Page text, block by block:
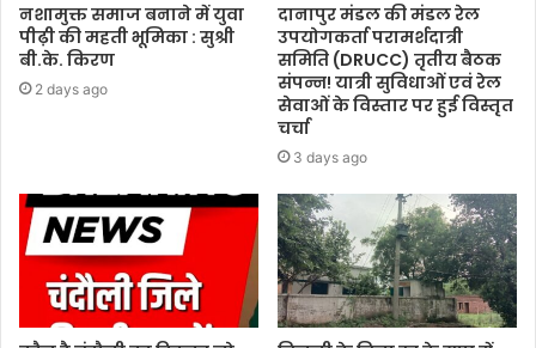
नशामुक्त समाज बनाने में युवा
पीढ़ी की महती भूमिका : सुश्री
बी.के. किरण
2 days ago
दानापुर मंडल की मंडल रेल
उपयोगकर्ता परामर्शदात्री
समिति (DRUCC) तृतीय बैठक
संपन्न! यात्री सुविधाओं एवं रेल
सेवाओं के विस्तार पर हुई विस्तृत
चर्चा
3 days ago